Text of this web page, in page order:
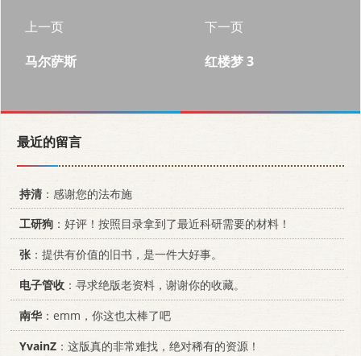
上一页
马尔萨斯
下一页
红楼梦 3
最近的留言
持清：感谢您的法布施
工研狗 ：好评！按照目录拿到了最近科研需要的材料！
张：提供有价值的旧书，是一件大好事。
电子管收 ：寻求绝版老资料，谢谢你的收藏。
南华：emm，你这也太棒了吧
YvainZ ：这版真的非常难找，绝对稀有的资源！